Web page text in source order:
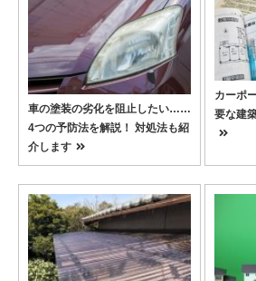
車の塗装の劣化を阻止したい……
4つの予防法を解説！ 対処法も紹
介します
カーポ
要な建